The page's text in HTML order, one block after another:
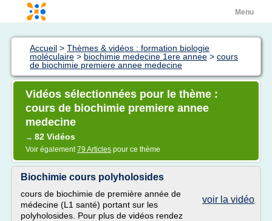
Menu
Accueil > Thèmes & vidéos : formation biologie
moléculaire > biochimie medecine 1ere annee > cours
de biochimie premiere annee medecine
Vidéos sélectionnées pour le thème :
cours de biochimie premiere annee
medecine
→ 82 Vidéos
Voir également79 Articles pour ce thème
Biochimie cours polyholosides
voir la vidéo
cours de biochimie de première année de
médecine (L1 santé) portant sur les
polyholosides. Pour plus de vidéos rendez